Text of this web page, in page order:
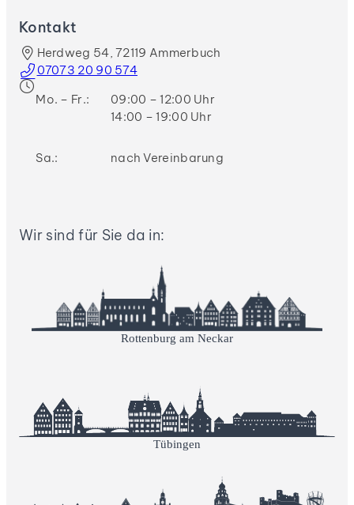
Kontakt
Herdweg 54, 72119 Ammerbuch
07073 20 90 574
Mo. – Fr.:
09:00 – 12:00 Uhr
14:00 – 19:00 Uhr
Sa.: nach Vereinbarung
Wir sind für Sie da in:
Rottenburg am Neckar
Tübingen